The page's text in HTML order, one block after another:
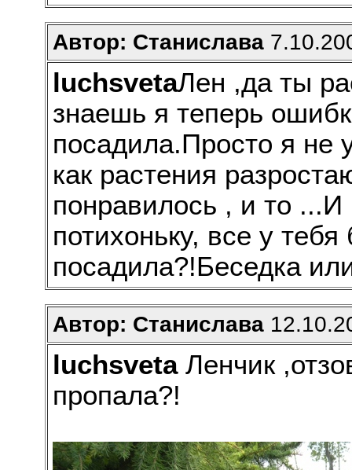
Автор: Станислава
luchsvetaЛен ,да ты
знаешь я теперь
посадила.Просто я не
как растения
понравилось , и то
потихоньку, все у
посадила?!Беседка
Автор: Станислава
luchsvetaЛенчик
пропала?!